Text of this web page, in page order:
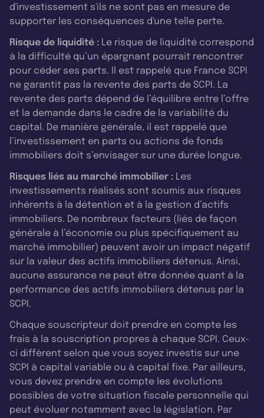
d'investissement s'ils ne sont pas en mesure de
supporter les conséquences d'une telle perte.
Risque de liquidité : Le risque de liquidité correspond
à la difficulté qu’un épargnant pourrait rencontrer
pour céder ses parts. Il est rappelé que France SCPI
ne garantit pas la revente des parts de SCPI. La
revente des parts dépend de l’équilibre entre l’offre
et la demande dans le cadre de la variabilité du
capital. De manière générale, il est rappelé que
l’investissement en parts ou actions de fonds
immobiliers doit s’envisager sur une durée longue.
Risques liés au marché immobilier : Les
investissements réalisés sont soumis aux risques
inhérents à la détention et à la gestion d’actifs
immobiliers. De nombreux facteurs (liés de façon
générale à l’économie ou plus spécifiquement au
marché immobilier) peuvent avoir un impact négatif
sur la valeur des actifs immobiliers détenus. Ainsi,
aucune assurance ne peut être donnée quant à la
performance des actifs immobiliers détenus par la
SCPI.
Chaque souscripteur doit prendre en compte les
frais à la souscription propres à chaque SCPI. Ceux-
ci diffèrent selon que vous soyez investis sur une
SCPI à capital variable ou à capital fixe. Par ailleurs,
vous devez prendre en compte les évolutions
possibles de votre situation fiscale personnelle qui
peut évoluer notamment avec la législation. Par